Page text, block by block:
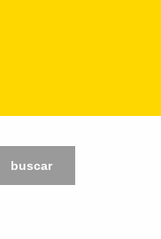
buscar